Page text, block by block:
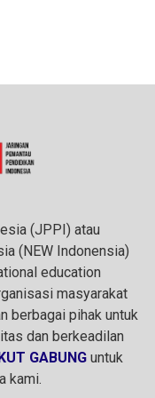
(JPPI) atau
(NEW Indonensia)
education
masyarakat
berbagai pihak untuk
dan berkeadilan
GABUNG untuk
kami.